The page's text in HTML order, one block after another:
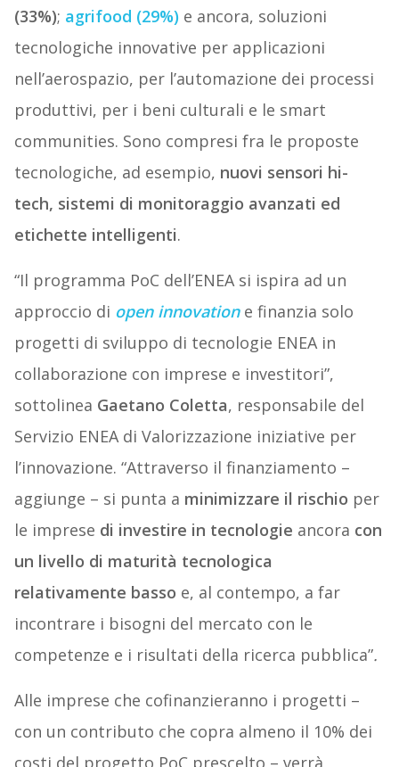
(33%); agrifood (29%) e ancora, soluzioni
tecnologiche innovative per applicazioni
nell’aerospazio, per l’automazione dei processi
produttivi, per i beni culturali e le smart
communities. Sono compresi fra le proposte
tecnologiche, ad esempio, nuovi sensori hi-
tech, sistemi di monitoraggio avanzati ed
etichette intelligenti.
“Il programma PoC dell’ENEA si ispira ad un
approccio di open innovation e finanzia solo
progetti di sviluppo di tecnologie ENEA in
collaborazione con imprese e investitori”,
sottolinea Gaetano Coletta, responsabile del
Servizio ENEA di Valorizzazione iniziative per
l’innovazione. “Attraverso il finanziamento –
aggiunge – si punta a minimizzare il rischio per
le imprese di investire in tecnologie ancora con
un livello di maturità tecnologica
relativamente basso e, al contempo, a far
incontrare i bisogni del mercato con le
competenze e i risultati della ricerca pubblica”.
Alle imprese che cofinanzieranno i progetti –
con un contributo che copra almeno il 10% dei